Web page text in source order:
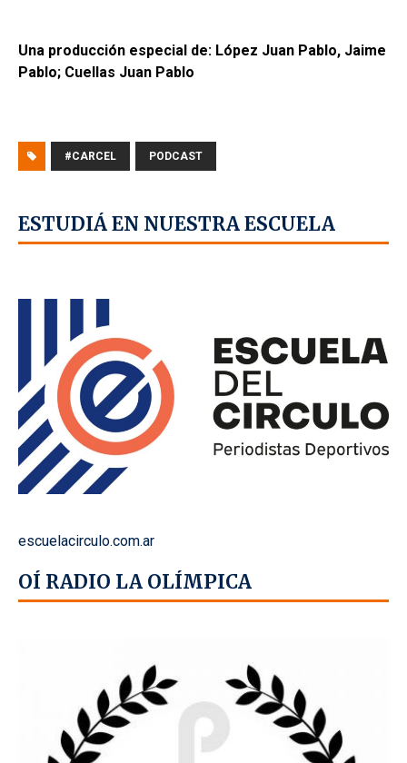
Una producción especial de: López Juan Pablo, Jaime
Pablo; Cuellas Juan Pablo
#CARCEL PODCAST
ESTUDIÁ EN NUESTRA ESCUELA
escuelacirculo.com.ar
OÍ RADIO LA OLÍMPICA